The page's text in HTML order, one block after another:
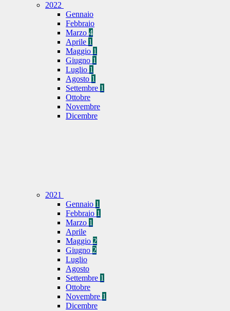
2022
Gennaio
Febbraio
Marzo 4
Aprile 1
Maggio 1
Giugno 1
Luglio 1
Agosto 1
Settembre 1
Ottobre
Novembre
Dicembre
2021
Gennaio 1
Febbraio 1
Marzo 1
Aprile
Maggio 2
Giugno 2
Luglio
Agosto
Settembre 1
Ottobre
Novembre 1
Dicembre